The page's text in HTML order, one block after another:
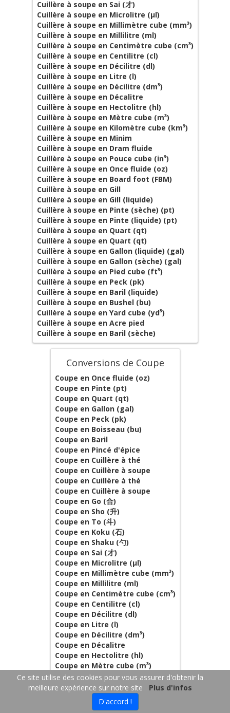
Cuillère à soupe en Sai (才)
Cuillère à soupe en Microlitre (µl)
Cuillère à soupe en Millimètre cube (mm³)
Cuillère à soupe en Millilitre (ml)
Cuillère à soupe en Centimètre cube (cm³)
Cuillère à soupe en Centilitre (cl)
Cuillère à soupe en Décilitre (dl)
Cuillère à soupe en Litre (l)
Cuillère à soupe en Décilitre (dm³)
Cuillère à soupe en Décalitre
Cuillère à soupe en Hectolitre (hl)
Cuillère à soupe en Mètre cube (m³)
Cuillère à soupe en Kilomètre cube (km³)
Cuillère à soupe en Minim
Cuillère à soupe en Dram fluide
Cuillère à soupe en Pouce cube (in³)
Cuillère à soupe en Once fluide (oz)
Cuillère à soupe en Board foot (FBM)
Cuillère à soupe en Gill
Cuillère à soupe en Gill (liquide)
Cuillère à soupe en Pinte (sèche) (pt)
Cuillère à soupe en Pinte (liquide) (pt)
Cuillère à soupe en Quart (qt)
Cuillère à soupe en Quart (qt)
Cuillère à soupe en Gallon (liquide) (gal)
Cuillère à soupe en Gallon (sèche) (gal)
Cuillère à soupe en Pied cube (ft³)
Cuillère à soupe en Peck (pk)
Cuillère à soupe en Baril (liquide)
Cuillère à soupe en Bushel (bu)
Cuillère à soupe en Yard cube (yd³)
Cuillère à soupe en Acre pied
Cuillère à soupe en Baril (sèche)
Conversions de Coupe
Coupe en Once fluide (oz)
Coupe en Pinte (pt)
Coupe en Quart (qt)
Coupe en Gallon (gal)
Coupe en Peck (pk)
Coupe en Boisseau (bu)
Coupe en Baril
Coupe en Pincé d'épice
Coupe en Cuillère à thé
Coupe en Cuillère à soupe
Coupe en Cuillère à thé
Coupe en Cuillère à soupe
Coupe en Go (合)
Coupe en Sho (升)
Coupe en To (斗)
Coupe en Koku (石)
Coupe en Shaku (勺)
Coupe en Sai (才)
Coupe en Microlitre (µl)
Coupe en Millimètre cube (mm³)
Coupe en Millilitre (ml)
Coupe en Centimètre cube (cm³)
Coupe en Centilitre (cl)
Coupe en Décilitre (dl)
Coupe en Litre (l)
Coupe en Décilitre (dm³)
Coupe en Décalitre
Coupe en Hectolitre (hl)
Coupe en Mètre cube (m³)
Coupe en Kilomètre cube (km³)
Coupe en Minim
Coupe en Dram fluide
Coupe en Pouce cube (in³)
Ce site utilise des cookies pour vous assurer d'obtenir la
meilleure expérience sur notre site Plus d'infos
D'accord !